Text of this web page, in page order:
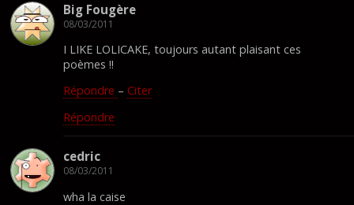
Big Fougère
08/03/2011
I LIKE LOLICAKE, toujours autant plaisant ces
poèmes !!
Répondre – Citer
Répondre
cedric
08/03/2011
wha la caise